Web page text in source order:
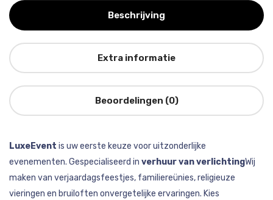
Beschrijving
Extra informatie
Beoordelingen (0)
LuxeEvent is uw eerste keuze voor uitzonderlijke
evenementen. Gespecialiseerd in verhuur van verlichtingWij
maken van verjaardagsfeestjes, familiereünies, religieuze
vieringen en bruiloften onvergetelijke ervaringen. Kies